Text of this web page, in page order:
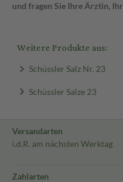
und fragen Sie Ihre Ärztin,
Weitere Produkte aus:
Schüssler Salz Nr. 23
Schüssler Salze 23
Versandarten
i.d.R. am nächsten Werktag
Zahlarten